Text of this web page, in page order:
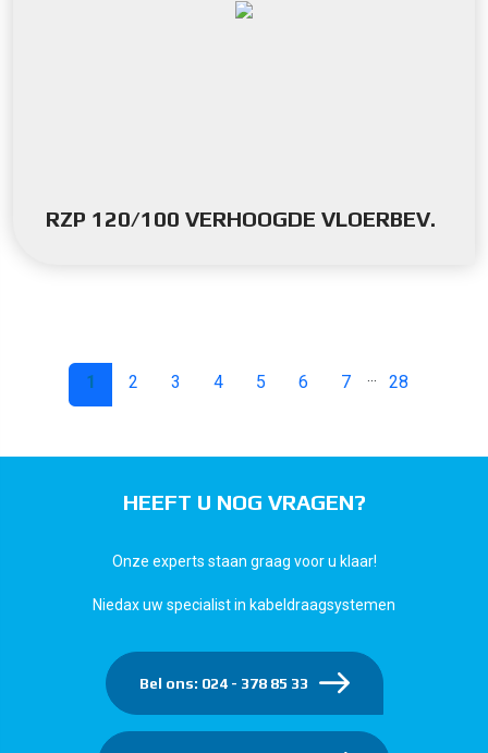
RZP 120/100 VERHOOGDE VLOERBEV.
1 2 3 4 5 6 7 28
HEEFT U NOG VRAGEN?
Onze experts staan graag voor u klaar!
Niedax uw specialist in kabeldraagsystemen
Bel ons: 024 - 378 85 33